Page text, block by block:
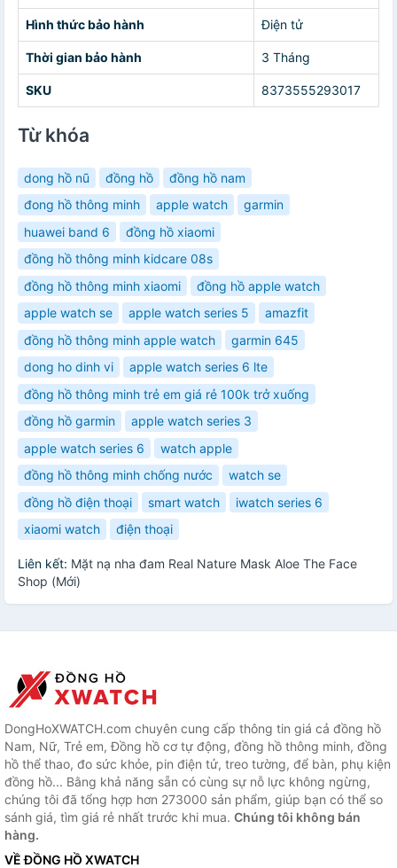
Hình thức bảo hành Điện tử
Thời gian bảo hành 3 Tháng
SKU 8373555293017
Từ khóa
dong hồ nũ đồng hồ
đồng hồ nam
đong hồ thông minh
apple watch
garmin
huawei band 6
đồng hồ xiaomi
đồng hồ thông minh kidcare 08s
đồng hồ thông minh xiaomi
đồng hồ apple watch
apple watch se
apple watch series 5
amazfit
đồng hồ thông minh apple watch
garmin 645
dong ho dinh vi
apple watch series 6 lte
đồng hồ thông minh trẻ em giá rẻ 100k trở xuống
đồng hồ garmin
apple watch series 3
apple watch series 6
watch apple
đồng hồ thông minh chống nước
watch se
đồng hồ điện thoại
smart watch
iwatch series 6
xiaomi watch
điện thoại
Liên kết: Mặt nạ nha đam Real Nature Mask Aloe The Face
Shop (Mới)
DongHoXWATCH.com chuyên cung cấp thông tin giá cả đồng hồ
Nam, Nữ, Trẻ em, Đồng hồ cơ tự động, đồng hồ thông minh, đồng
hồ thể thao, đo sức khỏe, pin điện tử, treo tường, để bàn, phụ kiện
đồng hồ... Bằng khả năng sẵn có cùng sự nỗ lực không ngừng,
chúng tôi đã tổng hợp hơn 273000 sản phẩm, giúp bạn có thể so
sánh giá, tìm giá rẻ nhất trước khi mua. Chúng tôi không bán
hàng.
VỀ ĐỒNG HỒ XWATCH